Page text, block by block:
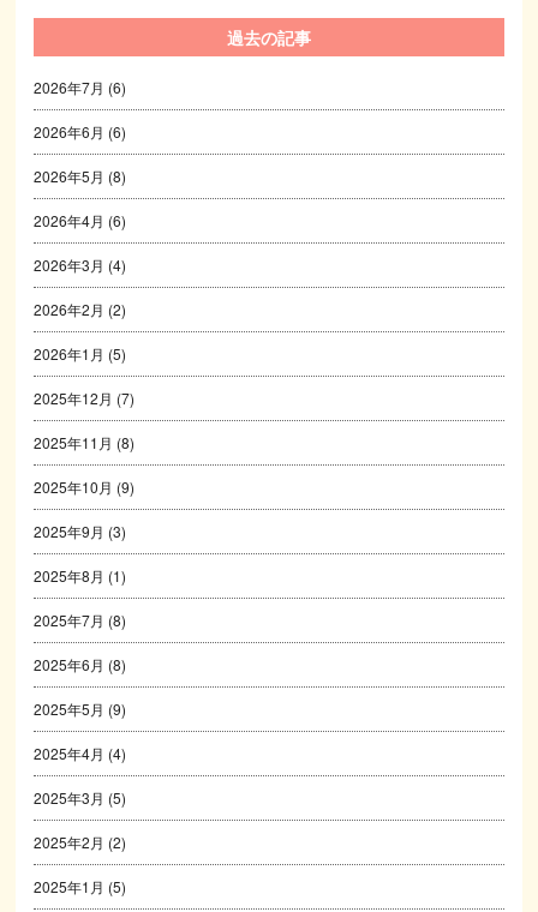
過去の記事
2026年7月 (6)
2026年6月 (6)
2026年5月 (8)
2026年4月 (6)
2026年3月 (4)
2026年2月 (2)
2026年1月 (5)
2025年12月 (7)
2025年11月 (8)
2025年10月 (9)
2025年9月 (3)
2025年8月 (1)
2025年7月 (8)
2025年6月 (8)
2025年5月 (9)
2025年4月 (4)
2025年3月 (5)
2025年2月 (2)
2025年1月 (5)